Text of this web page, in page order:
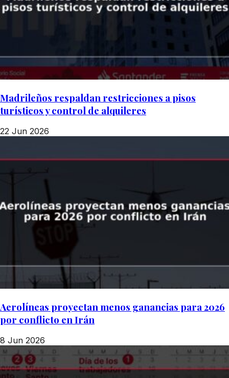
Madrileños respaldan restricciones a pisos
turísticos y control de alquileres
22 Jun 2026
Aerolíneas proyectan menos ganancias para 2026
por conflicto en Irán
8 Jun 2026